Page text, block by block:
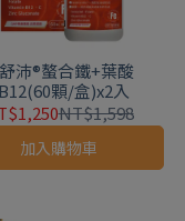
沛®螯合鐵+葉酸
顆/盒)x2入
NT$1,598
加入購物車